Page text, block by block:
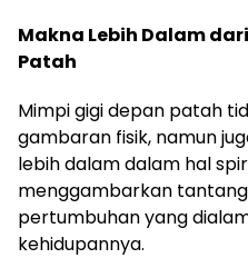
Makna Lebih Dalam
Patah
Mimpi gigi depan patah
gambaran fisik, namun
lebih dalam dalam hal
menggambarkan
pertumbuhan yang
kehidupannya.